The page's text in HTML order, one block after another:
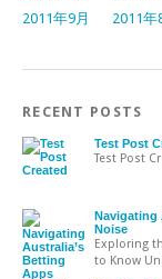
2011年9月
2011年
RECENT POSTS
Test Post
Test Post
Navigating
Noise
Exploring
to Know